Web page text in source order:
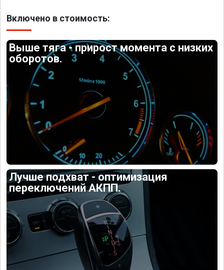
Включено в стоимость:
Выше тяга - прирост момента с низких
оборотов.
Лучше подхват - оптимизация
переключений АКПП.